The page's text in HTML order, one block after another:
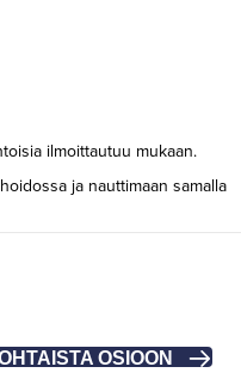
ilmoittautuu mukaan.
ja nauttimaan samalla
OSIOON